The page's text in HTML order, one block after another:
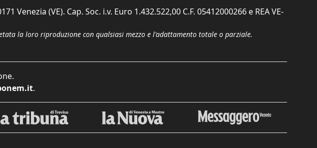
Venezia (VE). Cap. Soc. i.v. Euro 1.432.522,00 C.F. 05412000266 e REA VE-
la loro riproduzione con qualsiasi mezzo e l'adattamento totale o parziale.
.